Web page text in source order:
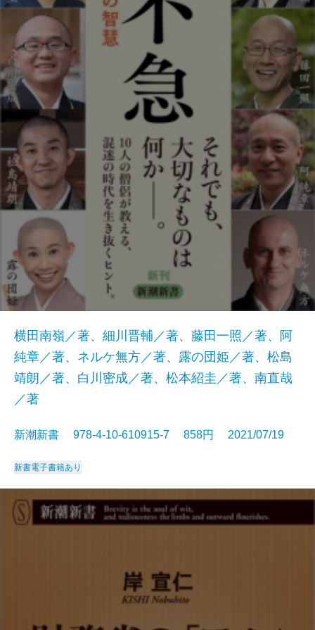
横田南嶺／著、細川晋輔／著、藤田一照／著、阿
純章／著、ネルケ無方／著、露の団姫／著、松島
靖朗／著、白川密成／著、松本紹圭／著、南直哉
／著
新潮新書 978-4-10-610915-7 858円 2021/07/19
新書電子書籍あり